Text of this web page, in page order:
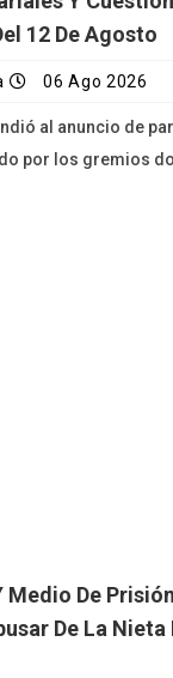
12 De Agosto
06 Ago 2026
al anuncio de
por los gremios
Medio De
De La Nieta